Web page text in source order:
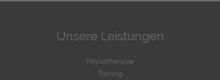
Unsere Leistungen
Physiotherapie
Training